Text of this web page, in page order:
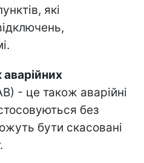
які
аварійних
- це також аварійні
без
бути скасовані